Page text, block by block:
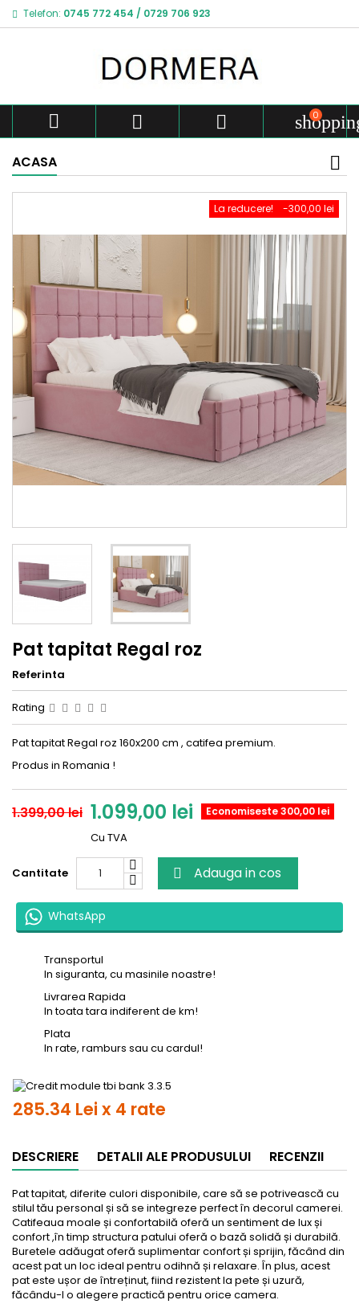
Telefon: 0745 772 454 / 0729 706 923
   0
ACASA
-300,00 lei
La reducere!
Pat tapitat Regal roz
Referinta
Rating
PattapitatRegal roz 160x200 cm , catifea premium.
Produs in Romania !
1.399,00 lei 1.099,00 lei Economiseste 300,00 lei
Cu TVA
Cantitate  Adauga in cos
WhatsApp
Transportul
In siguranta, cu masinile noastre!
Livrarea Rapida
In toata tara indiferent de km!
Plata
In rate, ramburs sau cu cardul!
285.34 Lei x 4 rate
DESCRIERE DETALII ALE PRODUSULUI RECENZII
Pattapitat, diferite culori disponibile, care să se potrivească cu
stilul tău personal și să se integreze perfectîn decorul camerei.
Catifeaua moale și confortabilă oferă un sentiment de lux și
confort ,în timp structura patului oferă o bază solidă și durabilă.
Buretele adăugat oferă suplimentar confort și sprijin, făcând din
acest pat un loc ideal pentru odihnă și relaxare. În plus, acest
pat este ușor de întreținut, fiind rezistent la pete și uzură,
făcându-l o alegere practică pentru orice camera.